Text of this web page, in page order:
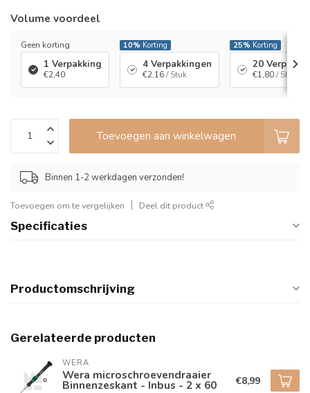
Volume voordeel
Geen korting
1 Verpakking
€2,40
10% Korting
4 Verpakkingen
€2,16/ Stuk
25% Korting
20
€1,80/ Stuk
Toevoegen aan winkelwagen
Binnen 1-2 werkdagen verzonden!
Toevoegen om te vergelijken Deel dit product
Specificaties
Productomschrijving
Gerelateerde producten
WERA
Wera microschroevendraaier
Binnenzeskant - Inbus - 2 x 60 €8,99